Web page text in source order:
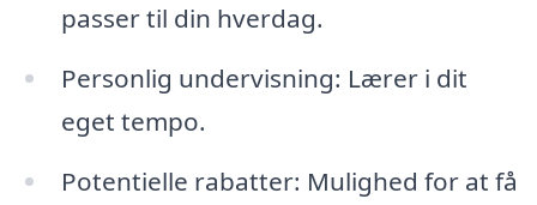
passer til din hverdag.
Personlig undervisning: Lærer i dit
eget tempo.
Potentielle rabatter: Mulighed for at få